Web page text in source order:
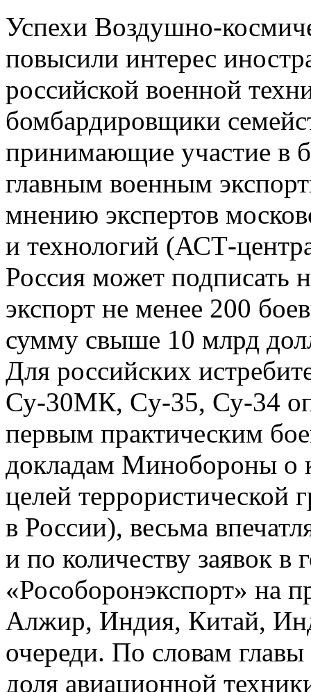
Успехи Воздушно-
повысили интерес
российской военной
бомбардировщики
принимающие участие в
главным военным
мнению экспертов
и технологий (АСТ-
Россия может подписать
экспорт не менее 200
сумму свыше 10 млрд
Для российских
Су-30МК, Cу-35, Су-34
первым практическим
докладам Минобороны о
целей
в России), весьма
и по количеству заявок в
«Рособоронэкспорт» на
Алжир, Индия, Китай,
очереди. По словам
доля авиационной